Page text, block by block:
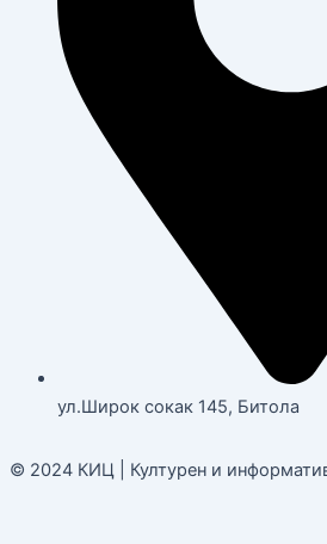
ул.Широк сокак 145, Битола
© 2024 КИЦ | Културен и